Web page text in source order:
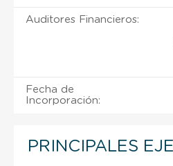
Auditores Financieros:
Fecha de
Incorporación:
PRINCIPALES